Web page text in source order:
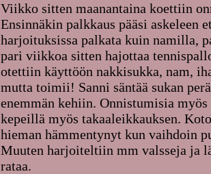
Viikko sitten maanantaina koettiin
Ensinnäkin palkkaus pääsi askeleen
harjoituksissa palkata kuin namilla,
pari viikkoa sitten hajottaa
otettiin käyttöön nakkisukka, nam,
mutta toimii! Sanni säntää sukan
enemmän kehiin. Onnistumisia myös
kepeillä myös takaaleikkauksen.
hieman hämmentynyt kun vaihdoin
Muuten harjoiteltiin mm valsseja ja
rataa.